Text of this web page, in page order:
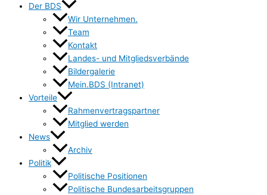
Der BDS
Wir Unternehmen.
Team
Kontakt
Landes- und Mitgliedsverbände
Bildergalerie
Mein.BDS (Intranet)
Vorteile
Rahmenvertragspartner
Mitglied werden
News
Archiv
Politik
Politische Positionen
Politische Bundesarbeitsgruppen